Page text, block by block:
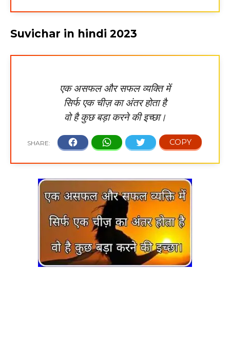
Suvichar in hindi 2023
एक असफल और सफल व्यक्ति में
सिर्फ एक चीज़ का अंतर होता है
वो है कुछ बड़ा करनेकी इच्छा।